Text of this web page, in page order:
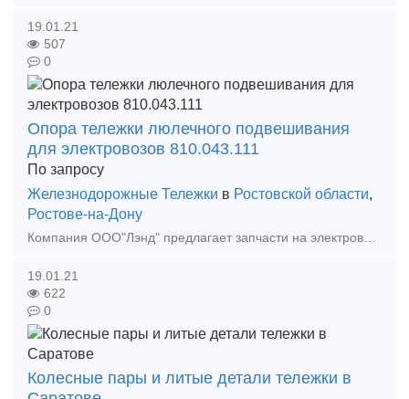
19.01.21
507
0
Опора тележки люлечного подвешивания
для электровозов 810.043.111
По запросу
Железнодорожные Тележки в Ростовской области,
Ростове-на-Дону
Компания ООО"Лэнд" предлагает запчасти на электровозы завода НЭВЗ: ВЛ,ЭП,ЭС,НП,ОПЭ,ЭД. Мы внимательно и оперативно рассматриваем все заявки. Наименование Чертеж кол-во опо
19.01.21
622
0
Колесные пары и литые детали тележки в